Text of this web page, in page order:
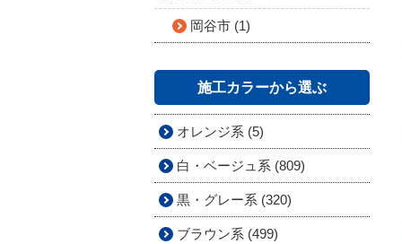
岡谷市 (1)
施工カラーから選ぶ
オレンジ系 (5)
白・ベージュ系 (809)
黒・グレー系 (320)
ブラウン系 (499)